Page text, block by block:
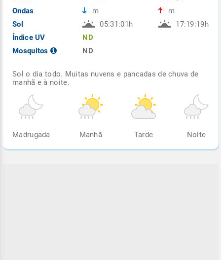
Ondas
Sol
Índice UV
Mosquitos
m
05:31:01h
ND
ND
m
17:19:19h
Sol o dia todo. Muitas nuvens e pancadas de chuva de
manhã e à noite.
Madrugada Manhã Tarde Noite